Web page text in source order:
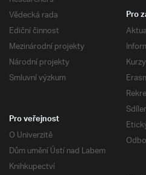
Vědecká rada
Ediční činnost
Mezinárodní projekty
Národní projekty
Smluvní výzkum
Pro
Pro veřejnost
O Univerzitě
Dům umění Ústí nad Labem
Knihkupectví